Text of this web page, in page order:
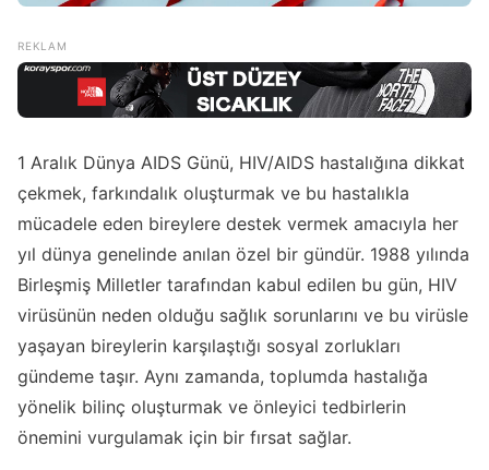
1 Aralık Dünya AIDS Günü, HIV/AIDS hastalığına dikkat
çekmek, farkındalık oluşturmak ve bu hastalıkla
mücadele eden bireylere destek vermek amacıyla her
yıl dünya genelinde anılan özel bir gündür. 1988 yılında
Birleşmiş Milletler tarafından kabul edilen bu gün, HIV
virüsünün neden olduğu sağlık sorunlarını ve bu virüsle
yaşayan bireylerin karşılaştığı sosyal zorlukları
gündeme taşır. Aynı zamanda, toplumda hastalığa
yönelik bilinç oluşturmak ve önleyici tedbirlerin
önemini vurgulamak için bir fırsat sağlar.